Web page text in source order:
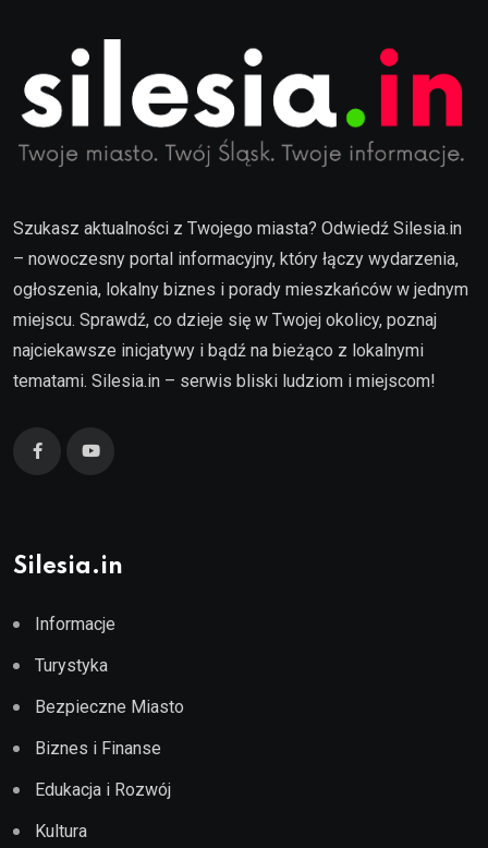
Szukasz aktualności z Twojego miasta? Odwiedź Silesia.in
– nowoczesny portal informacyjny, który łączy wydarzenia,
ogłoszenia, lokalny biznes i porady mieszkańców w jednym
miejscu. Sprawdź, co dzieje się w Twojej okolicy, poznaj
najciekawsze inicjatywy i bądź na bieżąco z lokalnymi
tematami. Silesia.in – serwis bliski ludziom i miejscom!
Silesia.in
Informacje
Turystyka
Bezpieczne Miasto
Biznes i Finanse
Edukacja i Rozwój
Kultura